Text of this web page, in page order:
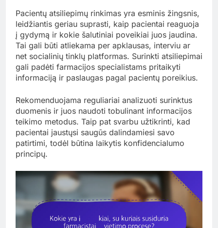
Pacientų atsiliepimų rinkimas yra esminis žingsnis,
leidžiantis geriau suprasti, kaip pacientai reaguoja
į gydymą ir kokie šalutiniai poveikiai juos jaudina.
Tai gali būti atliekama per apklausas, interviu ar
net socialinių tinklų platformas. Surinkti atsiliepimai
gali padėti farmacijos specialistams pritaikyti
informaciją ir paslaugas pagal pacientų poreikius.
Rekomenduojama reguliariai analizuoti surinktus
duomenis ir juos naudoti tobulinant informacijos
teikimo metodus. Taip pat svarbu užtikrinti, kad
pacientai jaustųsi saugūs dalindamiesi savo
patirtimi, todėl būtina laikytis konfidencialumo
principų.